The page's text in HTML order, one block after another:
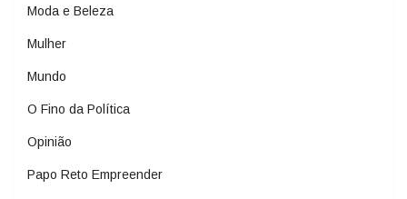
Moda e Beleza
Mulher
Mundo
O Fino da Política
Opinião
Papo Reto Empreender